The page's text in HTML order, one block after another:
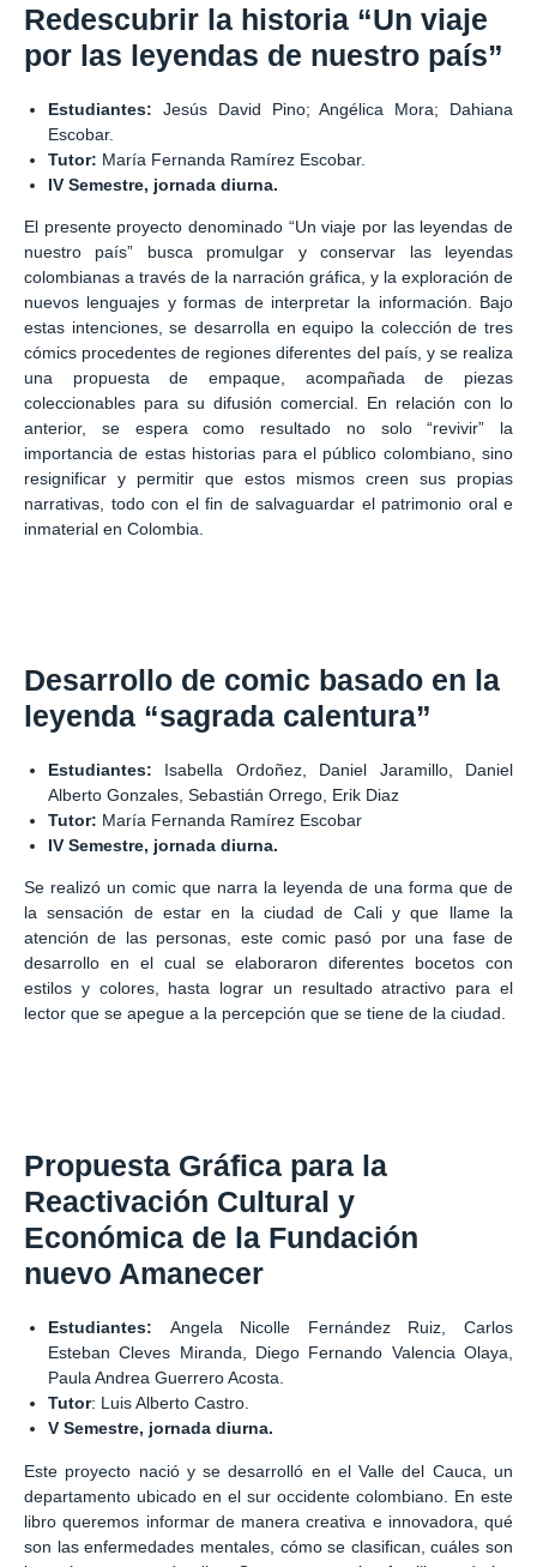
Redescubrir la historia “Un viaje
por las leyendas de nuestro país”
Estudiantes: Jesús David Pino; Angélica Mora; Dahiana
Escobar.
Tutor: María Fernanda Ramírez Escobar.
IV Semestre, jornada diurna.
El presente proyecto denominado “Un viaje por las leyendas de
nuestro país” busca promulgar y conservar las leyendas
colombianas a través de la narración gráfica, y la exploración de
nuevos lenguajes y formas de interpretar la información. Bajo
estas intenciones, se desarrolla en equipo la colección de tres
cómics procedentes de regiones diferentes del país, y se realiza
una propuesta de empaque, acompañada de piezas
coleccionables para su difusión comercial. En relación con lo
anterior, se espera como resultado no solo “revivir” la
importancia de estas historias para el público colombiano, sino
resignificar y permitir que estos mismos creen sus propias
narrativas, todo con el fin de salvaguardar el patrimonio oral e
inmaterial en Colombia.
Desarrollo de comic basado en la
leyenda “sagrada calentura”
Estudiantes: Isabella Ordoñez, Daniel Jaramillo, Daniel
Alberto Gonzales, Sebastián Orrego, Erik Diaz
Tutor: María Fernanda Ramírez Escobar
IV Semestre, jornada diurna.
Se realizó un comic que narra la leyenda de una forma que de
la sensación de estar en la ciudad de Cali y que llame la
atención de las personas, este comic pasó por una fase de
desarrollo en el cual se elaboraron diferentes bocetos con
estilos y colores, hasta lograr un resultado atractivo para el
lector que se apegue a la percepción que se tiene de la ciudad.
Propuesta Gráfica para la
Reactivación Cultural y
Económica de la Fundación
nuevo Amanecer
Estudiantes: Angela Nicolle Fernández Ruiz, Carlos
Esteban Cleves Miranda, Diego Fernando Valencia Olaya,
Paula Andrea Guerrero Acosta.
Tutor: Luis Alberto Castro.
V Semestre, jornada diurna.
Este proyecto nació y se desarrolló en el Valle del Cauca, un
departamento ubicado en el sur occidente colombiano. En este
libro queremos informar de manera creativa e innovadora, qué
son las enfermedades mentales, cómo se clasifican, cuáles son